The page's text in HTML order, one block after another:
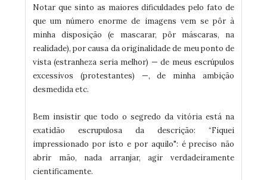
Notar que sinto as maiores dificuldades pelo fato de
que um número enorme de imagens vem se pôr à
minha disposição (e mascarar, pôr máscaras, na
realidade), por causa da originalidade de meu ponto de
vista (estranheza seria melhor) — de meus escrúpulos
excessivos (protestantes) —, de minha ambição
desmedida etc.
Bem insistir que todo o segredo da vitória está na
exatidão escrupulosa da descrição: “Fiquei
impressionado por isto e por aquilo": é preciso não
abrir mão, nada arranjar, agir verdadeiramente
cientificamente.